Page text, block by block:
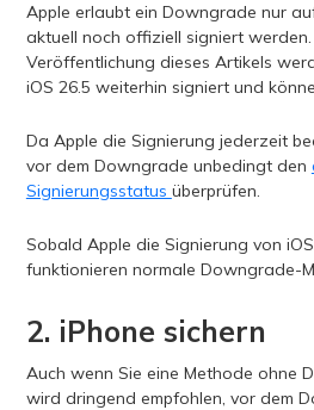
Apple erlaubt ein Downgrade nur
aktuell noch offiziell signiert
Veröffentlichung dieses Artikels
iOS 26.5 weiterhin signiert und
Da Apple die Signierung jederzeit
vor dem Downgrade unbedingt den
Signierungsstatus überprüfen.
Sobald Apple die Signierung von
funktionieren normale Downgrade-
2. iPhone sichern
Auch wenn Sie eine Methode ohne
wird dringend empfohlen, vor dem